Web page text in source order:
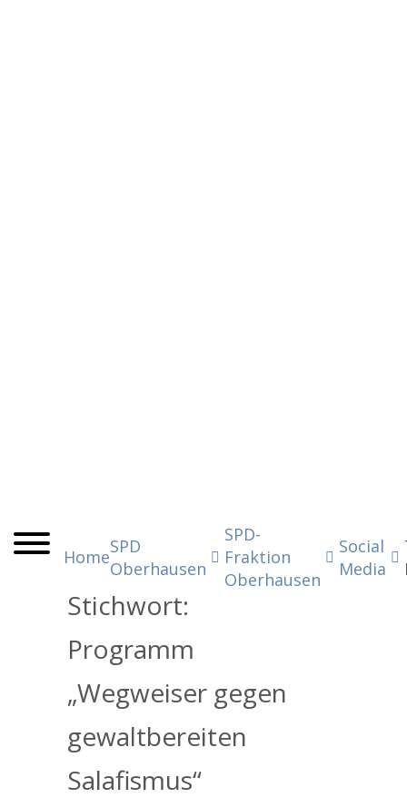
Home
SPD
Oberhausen
SPD-
Fraktion
Oberhausen
Social
Media
Stichwort:
Programm
„Wegweiser gegen
gewaltbereiten
Salafismus“